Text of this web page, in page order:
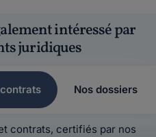
intéressé par
juridiques
Nos dossiers
contrats, certifiés par nos